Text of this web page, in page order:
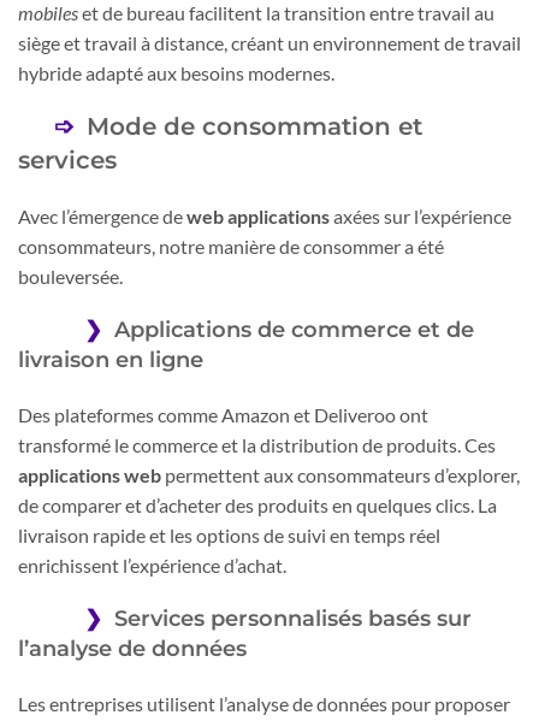
mobileset de bureau facilitent la transition entre travail au
siège et travail à distance, créant un environnement de travail
hybride adapté aux besoins modernes.
Mode de consommation et
services
Avec l’émergence deweb applicationsaxées sur l’expérience
consommateurs, notre manière de consommer a été
bouleversée.
Applications de commerce et de
livraison en ligne
Des plateformes comme Amazon et Deliveroo ont
transformé le commerce et la distribution de produits. Ces
applications web permettent aux consommateurs d’explorer,
de comparer et d’acheter des produits en quelques clics. La
livraison rapide et les options de suivi en temps réel
enrichissent l’expérience d’achat.
Services personnalisés basés sur
l’analyse de données
Les entreprises utilisent l’analyse de données pour proposer